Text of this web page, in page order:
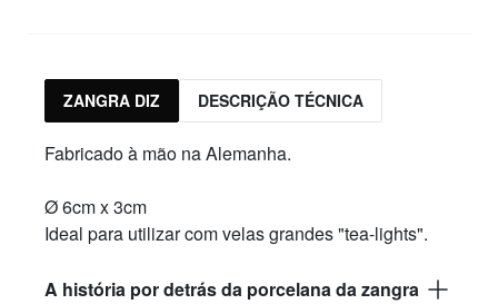
ZANGRA DIZ DESCRIÇÃO TÉCNICA
Fabricado à mão na Alemanha.
Ø 6cm x 3cm
Ideal para utilizar com velas grandes "tea-lights".
A história por detrás da porcelana da zangra